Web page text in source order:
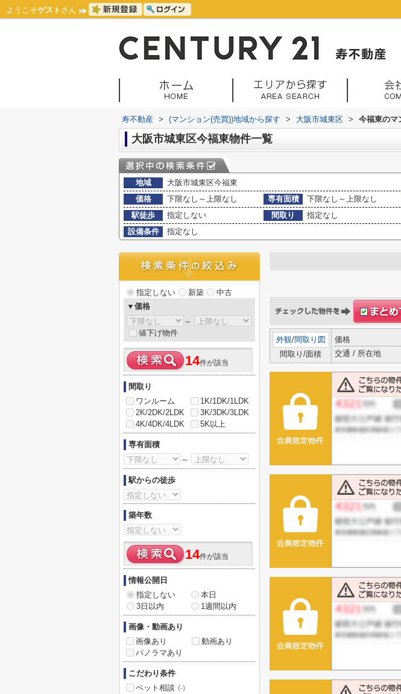
ようこそゲスト さん
寿不動産 > (マンション(売買))地域から探す > 大阪市城東区 > 今福東のマ
大阪市城東区今福東物件一覧
地域
大阪市城東区今福東
価格
下限なし～上限なし 専有面積 下限なし～上限なし
駅徒歩
指定しない 間取り
指定なし
設備条件
指定なし
外観/間取り図
間取り/面積
価格
交通 / 所在地
指定しない 新築
中古
▼価格
～
値下げ物件
14件が該当
間取り
ワンルーム
1K/1DK/1LDK
2K/2DK/2LDK
3K/3DK/3LDK
4K/4DK/4LDK
5K以上
専有面積
～
駅からの徒歩
築年数
14件が該当
情報公開日
指定しない
本日
3日以内
1週間以内
画像・動画あり
画像あり
動画あり
パノラマあり
こだわり条件
ペット相談 (-)